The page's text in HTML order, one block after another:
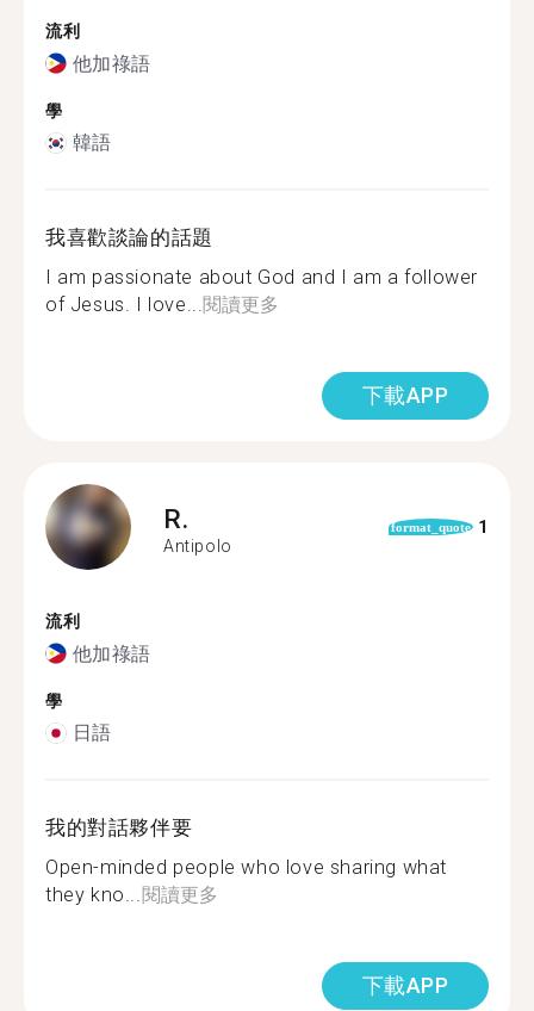
流利
他加祿語
學
韓語
我喜歡談論的話題
I am passionate about God and I am a follower
of Jesus. I love...閱讀更多
下載APP
R.
Antipolo
format_quote 1
流利
他加祿語
學
日語
我的對話夥伴要
Open-minded people who love sharing what
they kno...閱讀更多
下載APP